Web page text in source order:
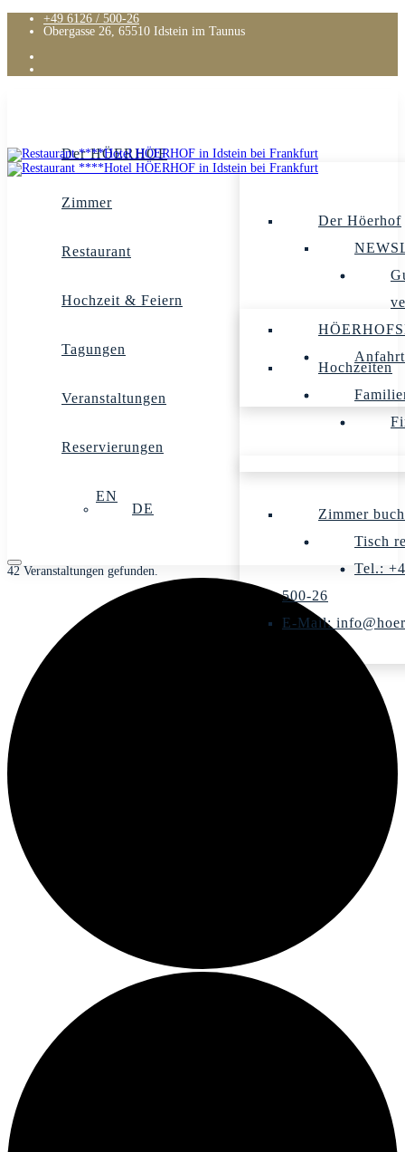
+49 6126 / 500-26
Obergasse 26, 65510 Idstein im Taunus
Der HÖERHOF
Der Höerhof
Anfahrt
Zimmer
Restaurant
Hochzeit & Feiern
Hochzeiten
Tagungen
Veranstaltungen
Reservierungen
Zimmer
Tisch
Tel.:
500-26
E-Mail:
EN
DE
42 Veranstaltungen gefunden.